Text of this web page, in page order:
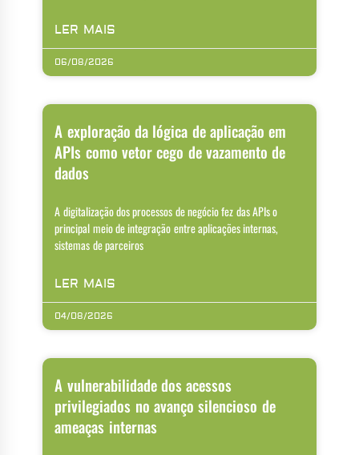
LER MAIS
06/08/2026
A exploração da lógica de aplicação em
APIs como vetor cego de vazamento de
dados
A digitalização dos processos de negócio fez das APIs o
principal meio de integração entre aplicações internas,
sistemas de parceiros
LER MAIS
04/08/2026
A vulnerabilidade dos acessos
privilegiados no avanço silencioso de
ameaças internas